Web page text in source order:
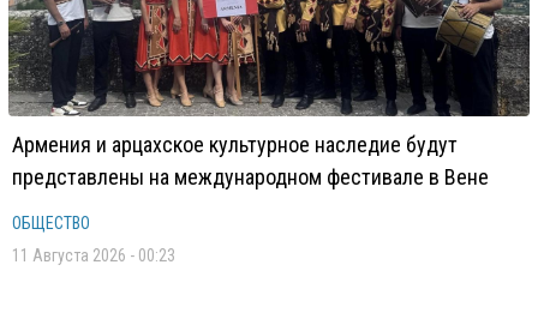
Армения и арцахское культурное наследие будут
представлены на международном фестивале в Вене
ОБЩЕСТВО
11 Августа 2026 - 00:23